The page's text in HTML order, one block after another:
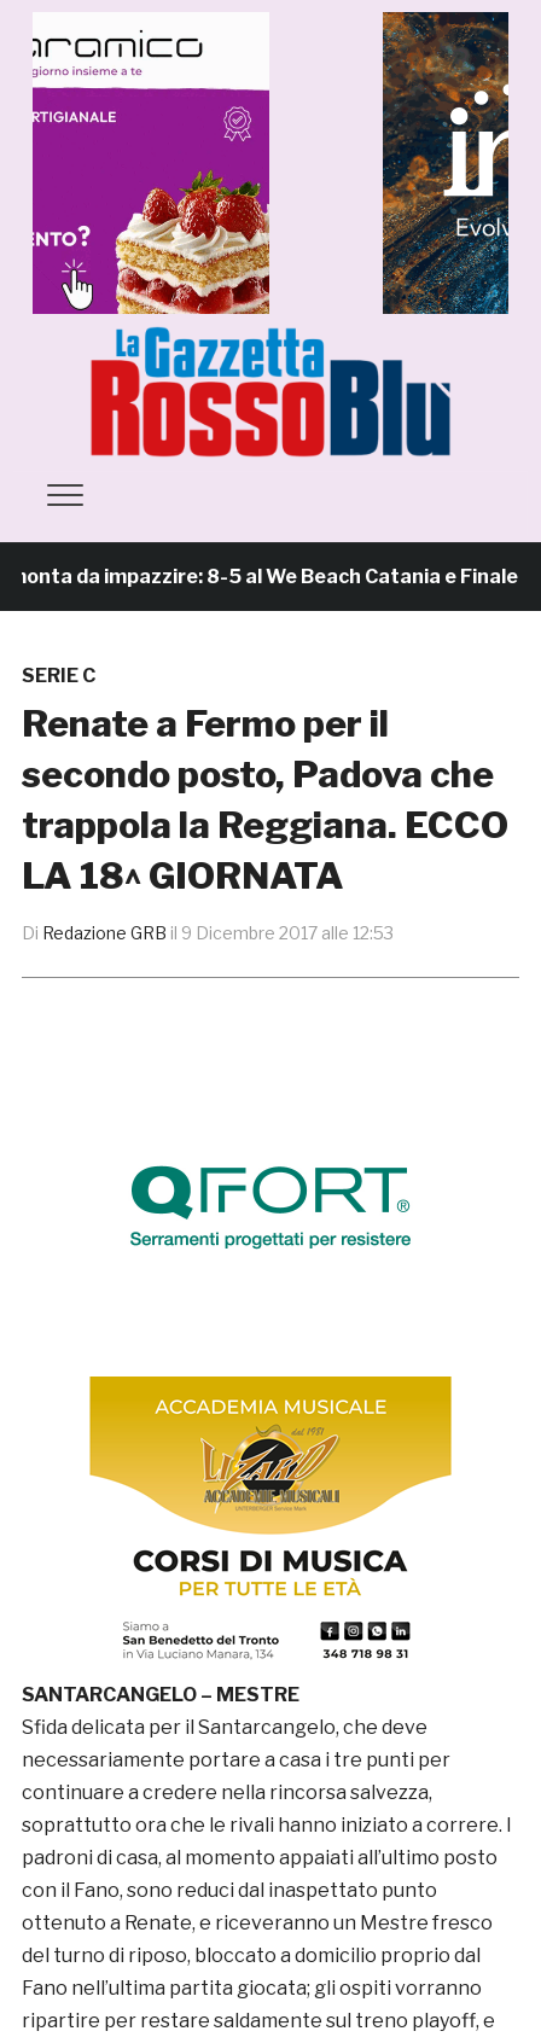
da impazzire: 8-5 al We Beach Catania e Finale
SERIE C
Renate a Fermo per il
secondo posto, Padova che
trappola la Reggiana. ECCO
LA 18^ GIORNATA
Di Redazione GRB il 9 Dicembre 2017 alle 12:53
SANTARCANGELO – MESTRE
Sfida delicata per il Santarcangelo, che deve
necessariamente portare a casa i tre punti per
continuare a credere nella rincorsa salvezza,
soprattutto ora che le rivali hanno iniziato a correre. I
padroni di casa, al momento appaiati all’ultimo posto
con il Fano, sono reduci dal inaspettato punto
ottenuto a Renate, e riceveranno un Mestre fresco
del turno di riposo, bloccato a domicilio proprio dal
Fano nell’ultima partita giocata; gli ospiti vorranno
ripartire per restare saldamente sul treno playoff, e